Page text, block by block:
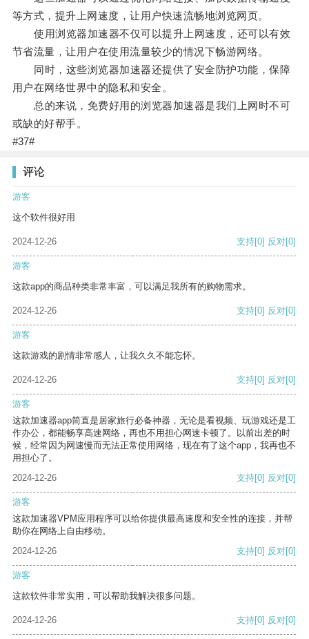
等方式，提升上网速度，让用户快速流畅地浏览网页。
使用浏览器加速器不仅可以提升上网速度，还可以有效
节省流量，让用户在使用流量较少的情况下畅游网络。
同时，这些浏览器加速器还提供了安全防护功能，保障
用户在网络世界中的隐私和安全。
总的来说，免费好用的浏览器加速器是我们上网时不可
或缺的好帮手。
#37#
评论
游客
这个软件很好用
2024-12-26 支持[0] 反对[0]
游客
这款app的商品种类非常丰富，可以满足我所有的购物需求。
2024-12-26 支持[0] 反对[0]
游客
这款游戏的剧情非常感人，让我久久不能忘怀。
2024-12-26 支持[0] 反对[0]
游客
这款加速器app简直是居家旅行必备神器，无论是看视频、玩游戏还是工
作办公，都能畅享高速网络，再也不用担心网速卡顿了。以前出差的时
候，经常因为网速慢而无法正常使用网络，现在有了这个app，我再也不
用担心了。
2024-12-26
支持[0] 反对[0]
游客
这款加速器VPM应用程序可以给你提供最高速度和安全性的连接，并帮
助你在网络上自由移动。
2024-12-26
支持[0] 反对[0]
游客
这款软件非常实用，可以帮助我解决很多问题。
2024-12-26 支持[0] 反对[0]